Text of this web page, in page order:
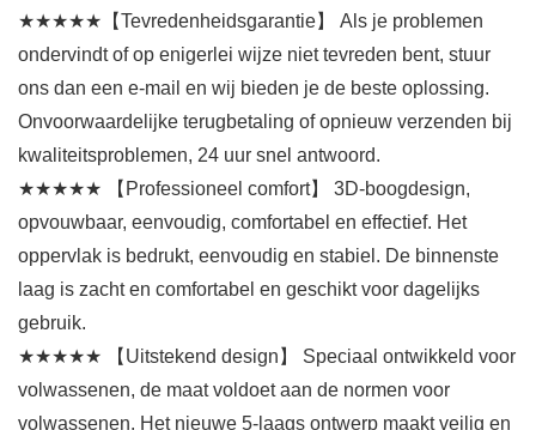
★★★★★【Tevredenheidsgarantie】 Als je problemen
ondervindt of op enigerlei wijze niet tevreden bent, stuur
ons dan een e-mail en wij bieden je de beste oplossing.
Onvoorwaardelijke terugbetaling of opnieuw verzenden bij
kwaliteitsproblemen, 24 uur snel antwoord.
★★★★★ 【Professioneel comfort】 3D-boogdesign,
opvouwbaar, eenvoudig, comfortabel en effectief. Het
oppervlak is bedrukt, eenvoudig en stabiel. De binnenste
laag is zacht en comfortabel en geschikt voor dagelijks
gebruik.
★★★★★ 【Uitstekend design】 Speciaal ontwikkeld voor
volwassenen, de maat voldoet aan de normen voor
volwassenen. Het nieuwe 5-laags ontwerp maakt veilig en